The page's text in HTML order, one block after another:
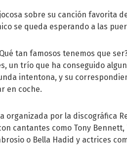
sobre su canción favorita
se queda esperando a las
tan famosos tenemos que
un trío que ha conseguido
intentona, y su
en coche.
organizada por la discográfica
cantantes como Tony Bennett,
o Bella Hadid y actrices